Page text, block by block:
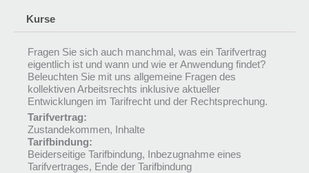
Kurse
Fragen Sie sich auch manchmal, was ein Tarifvertrag
eigentlich ist und wann und wie er Anwendung findet?
Beleuchten Sie mit uns allgemeine Fragen des
kollektiven Arbeitsrechts inklusive aktueller
Entwicklungen im Tarifrecht und der Rechtsprechung.
Tarifvertrag:
Zustandekommen, Inhalte
Tarifbindung:
Beiderseitige Tarifbindung, Inbezugnahme eines
Tarifvertrages, Ende der Tarifbindung